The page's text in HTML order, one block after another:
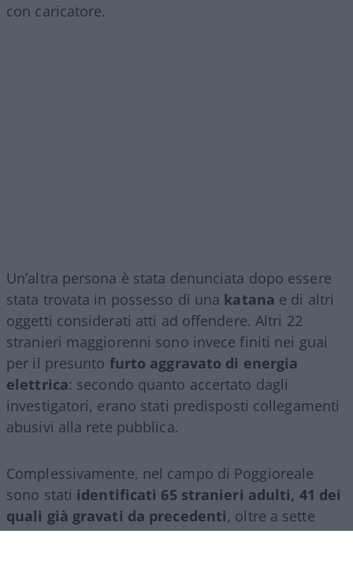
con caricatore.
Un’altra persona è stata denunciata dopo essere
stata trovata in possesso di una katana e di altri
oggetti considerati atti ad offendere. Altri 22
stranieri maggiorenni sono invece finiti nei guai
per il presunto furto aggravato di energia
elettrica: secondo quanto accertato dagli
investigatori, erano stati predisposti collegamenti
abusivi alla rete pubblica.
Complessivamente, nel campo di Poggioreale
sono stati identificati 65 stranieri adulti, 41 dei
quali già gravati da precedenti, oltre a sette
minorenni. Quattro persone sono state